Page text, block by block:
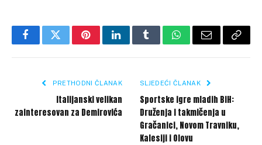
FacebookTwitterPinterestLinkedInTumblrWhatsApp
Email Copy
PRETHODNI ČLANAK
Italijanski velikan
zainteresovan za Demirovića
SLJEDEĆI ČLANAK
Sportske igre mladih BiH:
Druženja i takmičenja u
Gračanici, Novom Travniku,
Kalesiji i Olovu